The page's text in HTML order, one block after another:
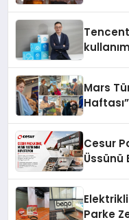
Mars
Cesur
Üssünü
Parke